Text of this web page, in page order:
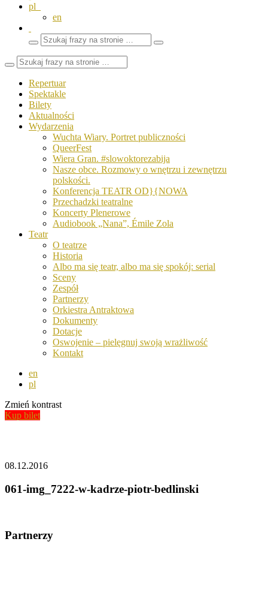
pl
en
Wyszukaj
frazy
Zamknij
Repertuar
Spektakle
Bilety
Aktualności
Wydarzenia
Wuchta Wiary. Portret publiczności
QueerFest
Wiera Gran. #slowoktorezabija
Nasze obce. Rozmowy o wnętrzu i zewnętrzu
polskości.
Konferencja TEATR OD}{NOWA
Przechadzki teatralne
Koncerty Plenerowe
Audiobook „Nana”, Émile Zola
Teatr
O teatrze
Historia
Albo ma się teatr, albo ma się spokój: serial
Sceny
Zespół
Partnerzy
Orkiestra Antraktowa
Dokumenty
Dotacje
Oswojenie – pielęgnuj swoją wrażliwość
Kontakt
en
pl
Zmień kontrast
Kup bilet
08.12.2016
061-img_7222-w-kadrze-piotr-bedlinski
Partnerzy